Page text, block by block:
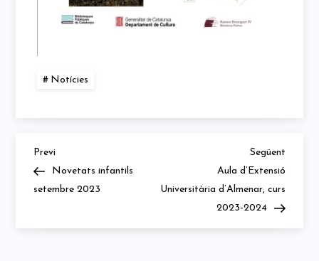
Notícies
Navegació
d'entrades
Previous
Post
Previ
Novetats infantils
setembre 2023
Next
Post
Següent
Aula d’Extensió
Universitària d’Almenar, curs
2023-2024